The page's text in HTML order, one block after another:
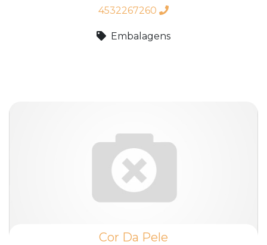
4532267260
Embalagens
Cor Da Pele